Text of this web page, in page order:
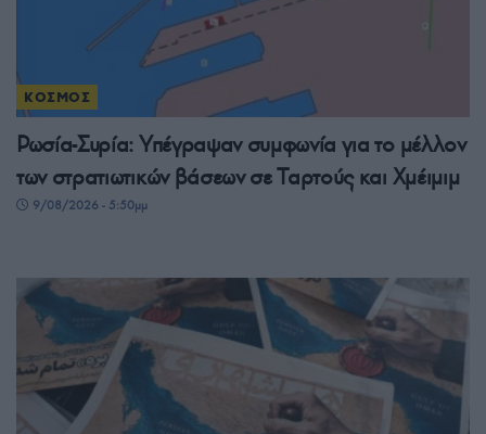
ΚΟΣΜΟΣ
Ρωσία-Συρία: Υπέγραψαν συμφωνία για το μέλλον
των στρατιωτικών βάσεων σε Ταρτούς και Χμέιμιμ
9/08/2026 - 5:50μμ